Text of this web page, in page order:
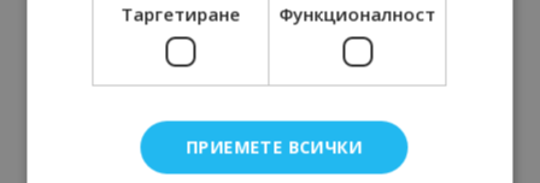
Таргетиране Функционалност
ПРИЕМЕТЕ ВСИЧКИ